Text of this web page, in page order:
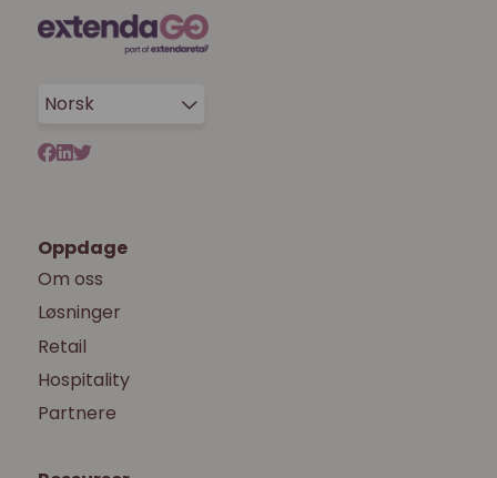
Norsk
Oppdage
Om oss
Løsninger
Retail
Hospitality
Partnere